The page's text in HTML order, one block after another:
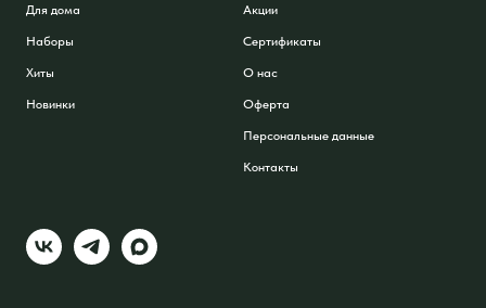
Для дома
Наборы
Хиты
Новинки
Акции
Сертификаты
О нас
Оферта
Персональные данные
Контакты